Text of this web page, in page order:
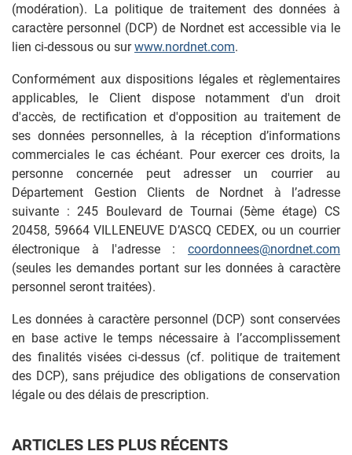
(modération). La politique de traitement des données à
caractère personnel (DCP) de Nordnet est accessible via le
lien ci-dessous ou surwww.nordnet.com.
Conformément aux dispositions légales et règlementaires
applicables, le Client dispose notamment d'un droit
d'accès, de rectification et d'opposition au traitement de
ses données personnelles, à la réception d’informations
commerciales le cas échéant. Pour exercer ces droits, la
personne concernée peut adresser un courrier au
Département Gestion Clients de Nordnet à l’adresse
suivante : 245 Boulevard de Tournai (5ème étage) CS
20458, 59664 VILLENEUVE D’ASCQ CEDEX, ou un courrier
électronique à l'adresse : coordonnees@nordnet.com
(seules les demandes portant sur les données à caractère
personnel seront traitées).
Les données à caractère personnel (DCP) sont conservées
en base active le temps nécessaire à l’accomplissement
des finalités visées ci-dessus (cf. politique de traitement
des DCP), sans préjudice des obligations de conservation
légale ou des délais de prescription.
ARTICLES LES PLUS RÉCENTS